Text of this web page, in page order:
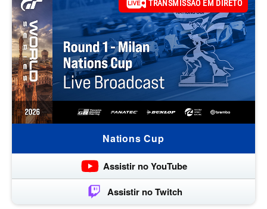
Nations Cup
TRANSMISSÃO EM DIRETO
Assistir no YouTube
Assistir no Twitch